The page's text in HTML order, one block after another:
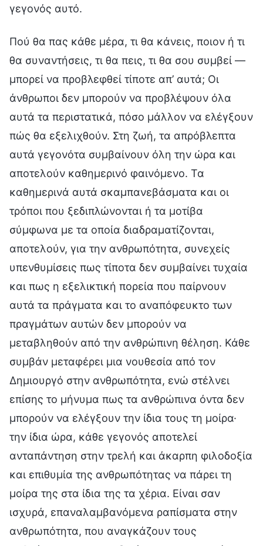
γεγονός αυτό.
Πού θα πας κάθε μέρα, τι θα κάνεις, ποιον ή τι
θα συναντήσεις, τι θα πεις, τι θα σου συμβεί —
μπορεί να προβλεφθεί τίποτε απ’ αυτά; Οι
άνθρωποι δεν μπορούν να προβλέψουν όλα
αυτά τα περιστατικά, πόσο μάλλον να ελέγξουν
πώς θα εξελιχθούν. Στη ζωή, τα απρόβλεπτα
αυτά γεγονότα συμβαίνουν όλη την ώρα και
αποτελούν καθημερινό φαινόμενο. Τα
καθημερινά αυτά σκαμπανεβάσματα και οι
τρόποι που ξεδιπλώνονται ή τα μοτίβα
σύμφωνα με τα οποία διαδραματίζονται,
αποτελούν, για την ανθρωπότητα, συνεχείς
υπενθυμίσεις πως τίποτα δεν συμβαίνει τυχαία
και πως η εξελικτική πορεία που παίρνουν
αυτά τα πράγματα και το αναπόφευκτο των
πραγμάτων αυτών δεν μπορούν να
μεταβληθούν από την ανθρώπινη θέληση. Κάθε
συμβάν μεταφέρει μια νουθεσία από τον
Δημιουργό στην ανθρωπότητα, ενώ στέλνει
επίσης το μήνυμα πως τα ανθρώπινα όντα δεν
μπορούν να ελέγξουν την ίδια τους τη μοίρα·
την ίδια ώρα, κάθε γεγονός αποτελεί
ανταπάντηση στην τρελή και άκαρπη φιλοδοξία
και επιθυμία της ανθρωπότητας να πάρει τη
μοίρα της στα ίδια της τα χέρια. Είναι σαν
ισχυρά, επαναλαμβανόμενα ραπίσματα στην
ανθρωπότητα, που αναγκάζουν τους